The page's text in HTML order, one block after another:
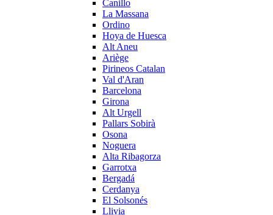
Canillo
La Massana
Ordino
Hoya de Huesca
Alt Aneu
Ariège
Pirineos Catalan
Val d'Aran
Barcelona
Girona
Alt Urgell
Pallars Sobirà
Osona
Noguera
Alta Ribagorza
Garrotxa
Bergadá
Cerdanya
El Solsonés
Llivia